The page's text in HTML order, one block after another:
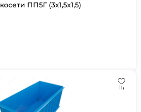
ПП5Г (3х1,5х1,5)